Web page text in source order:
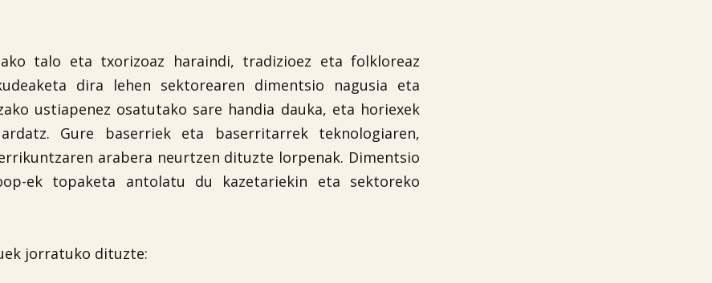
talo eta txorizoaz haraindi, tradizioez eta folkloreaz
dira lehen sektorearen dimentsio nagusia eta
ustiapenez osatutako sare handia dauka, eta horiexek
Gure baserriek eta baserritarrek teknologiaren,
arabera neurtzen dituzte lorpenak. Dimentsio
ek topaketa antolatu du kazetariekin eta sektoreko
jorratuko dituzte: